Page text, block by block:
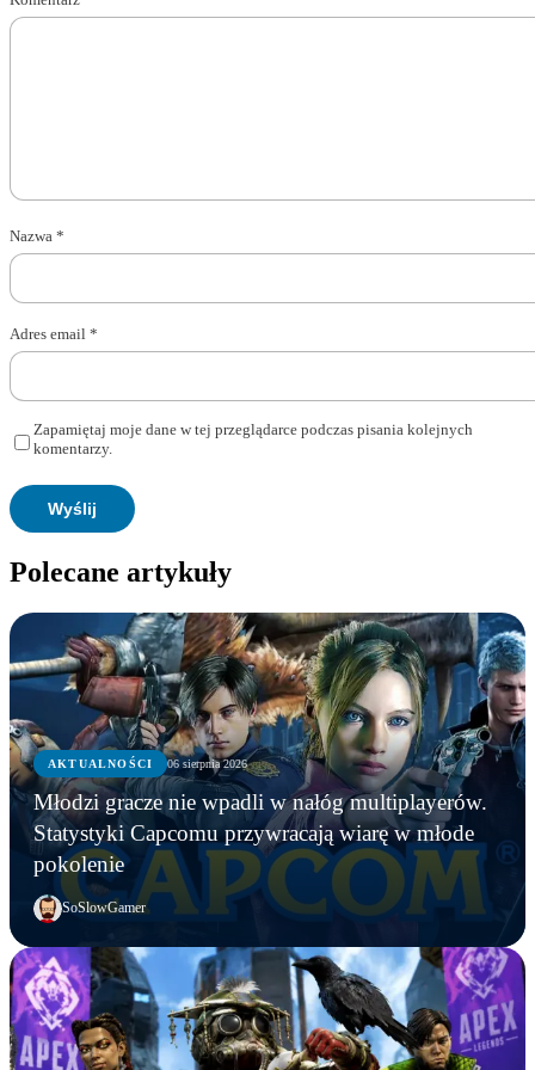
Nazwa *
Adres email *
Zapamiętaj moje dane w tej przeglądarce podczas pisania kolejnych
komentarzy.
Polecane artykuły
AKTUALNOŚCI 06 sierpnia 2026
Młodzi gracze nie wpadli w nałóg multiplayerów.
Statystyki Capcomu przywracają wiarę w młode
pokolenie
SoSlowGamer